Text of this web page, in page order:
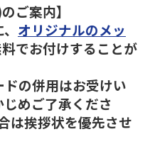
ご案内】
オリジナルのメッ
でお付けすることが
の併用はお受けい
めご了承くださ
は挨拶状を優先させ